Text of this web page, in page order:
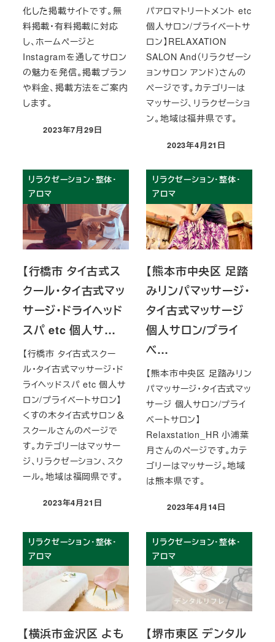
化した掲載サイトです。無
料掲載・有料掲載に対応
し、ホームページと
Instagramを通してサロン
の魅力を発信。掲載プラン
や料金、掲載方法をご案内
します。
投稿日
2023年7月29日
パアロマトリートメント etc
個人サロン/プライベートサ
ロン】RELAXATION
SALON And（リラクゼーシ
ョンサロン アンド）さんの
ページです。カテゴリーは
マッサージ、リラクゼーショ
ン。地域は福井県です。
投稿日
2023年4月21日
リラクゼーション・整体・
アロマ
【行橋市 タイ古式ス
クール・タイ古式マッ
サージ・ドライヘッド
スパ etc 個人サ…
【行橋市 タイ古式スクー
ル・タイ古式マッサージ・ド
ライヘッドスパ etc 個人サ
ロン/プライベートサロン】
くすの木タイ古式サロン＆
スクールさんのページで
す。カテゴリーはマッサー
ジ、リラクゼーション、スク
ール。地域は福岡県です。
投稿日
2023年4月21日
リラクゼーション・整体・
アロマ
【熊本市中央区 足踏
みリンパマッサージ・
タイ古式マッサージ
個人サロン/プライ
ベ…
【熊本市中央区 足踏みリン
パマッサージ・タイ古式マッ
サージ 個人サロン/プライ
ベートサロン】
Relaxstation_HR 小浦葉
月さんのページです。カテ
ゴリーはマッサージ。地域
は熊本県です。
投稿日
2023年4月14日
リラクゼーション・整体・
アロマ
【横浜市金沢区 よも
リラクゼーション・整体・
アロマ
【堺市東区 デンタル